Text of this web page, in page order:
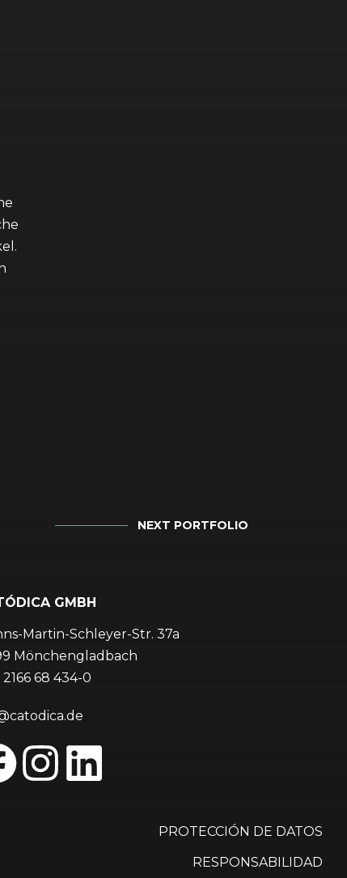
NEXT PORTFOLIO
GMBH
Martin-Schleyer-Str. 37a
Mönchengladbach
2166 68 434-0
PROTECCIÓN DE DATOS
RESPONSABILIDAD